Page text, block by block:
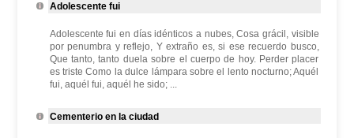
Adolescente fui
Adolescente fui en días idénticos a nubes, Cosa grácil, visible
por penumbra y reflejo, Y extraño es, si ese recuerdo busco,
Que tanto, tanto duela sobre el cuerpo de hoy. Perder placer
es triste Como la dulce lámpara sobre el lento nocturno; Aquél
fui, aquél fui, aquél he sido; ...
Cementerio en la ciudad